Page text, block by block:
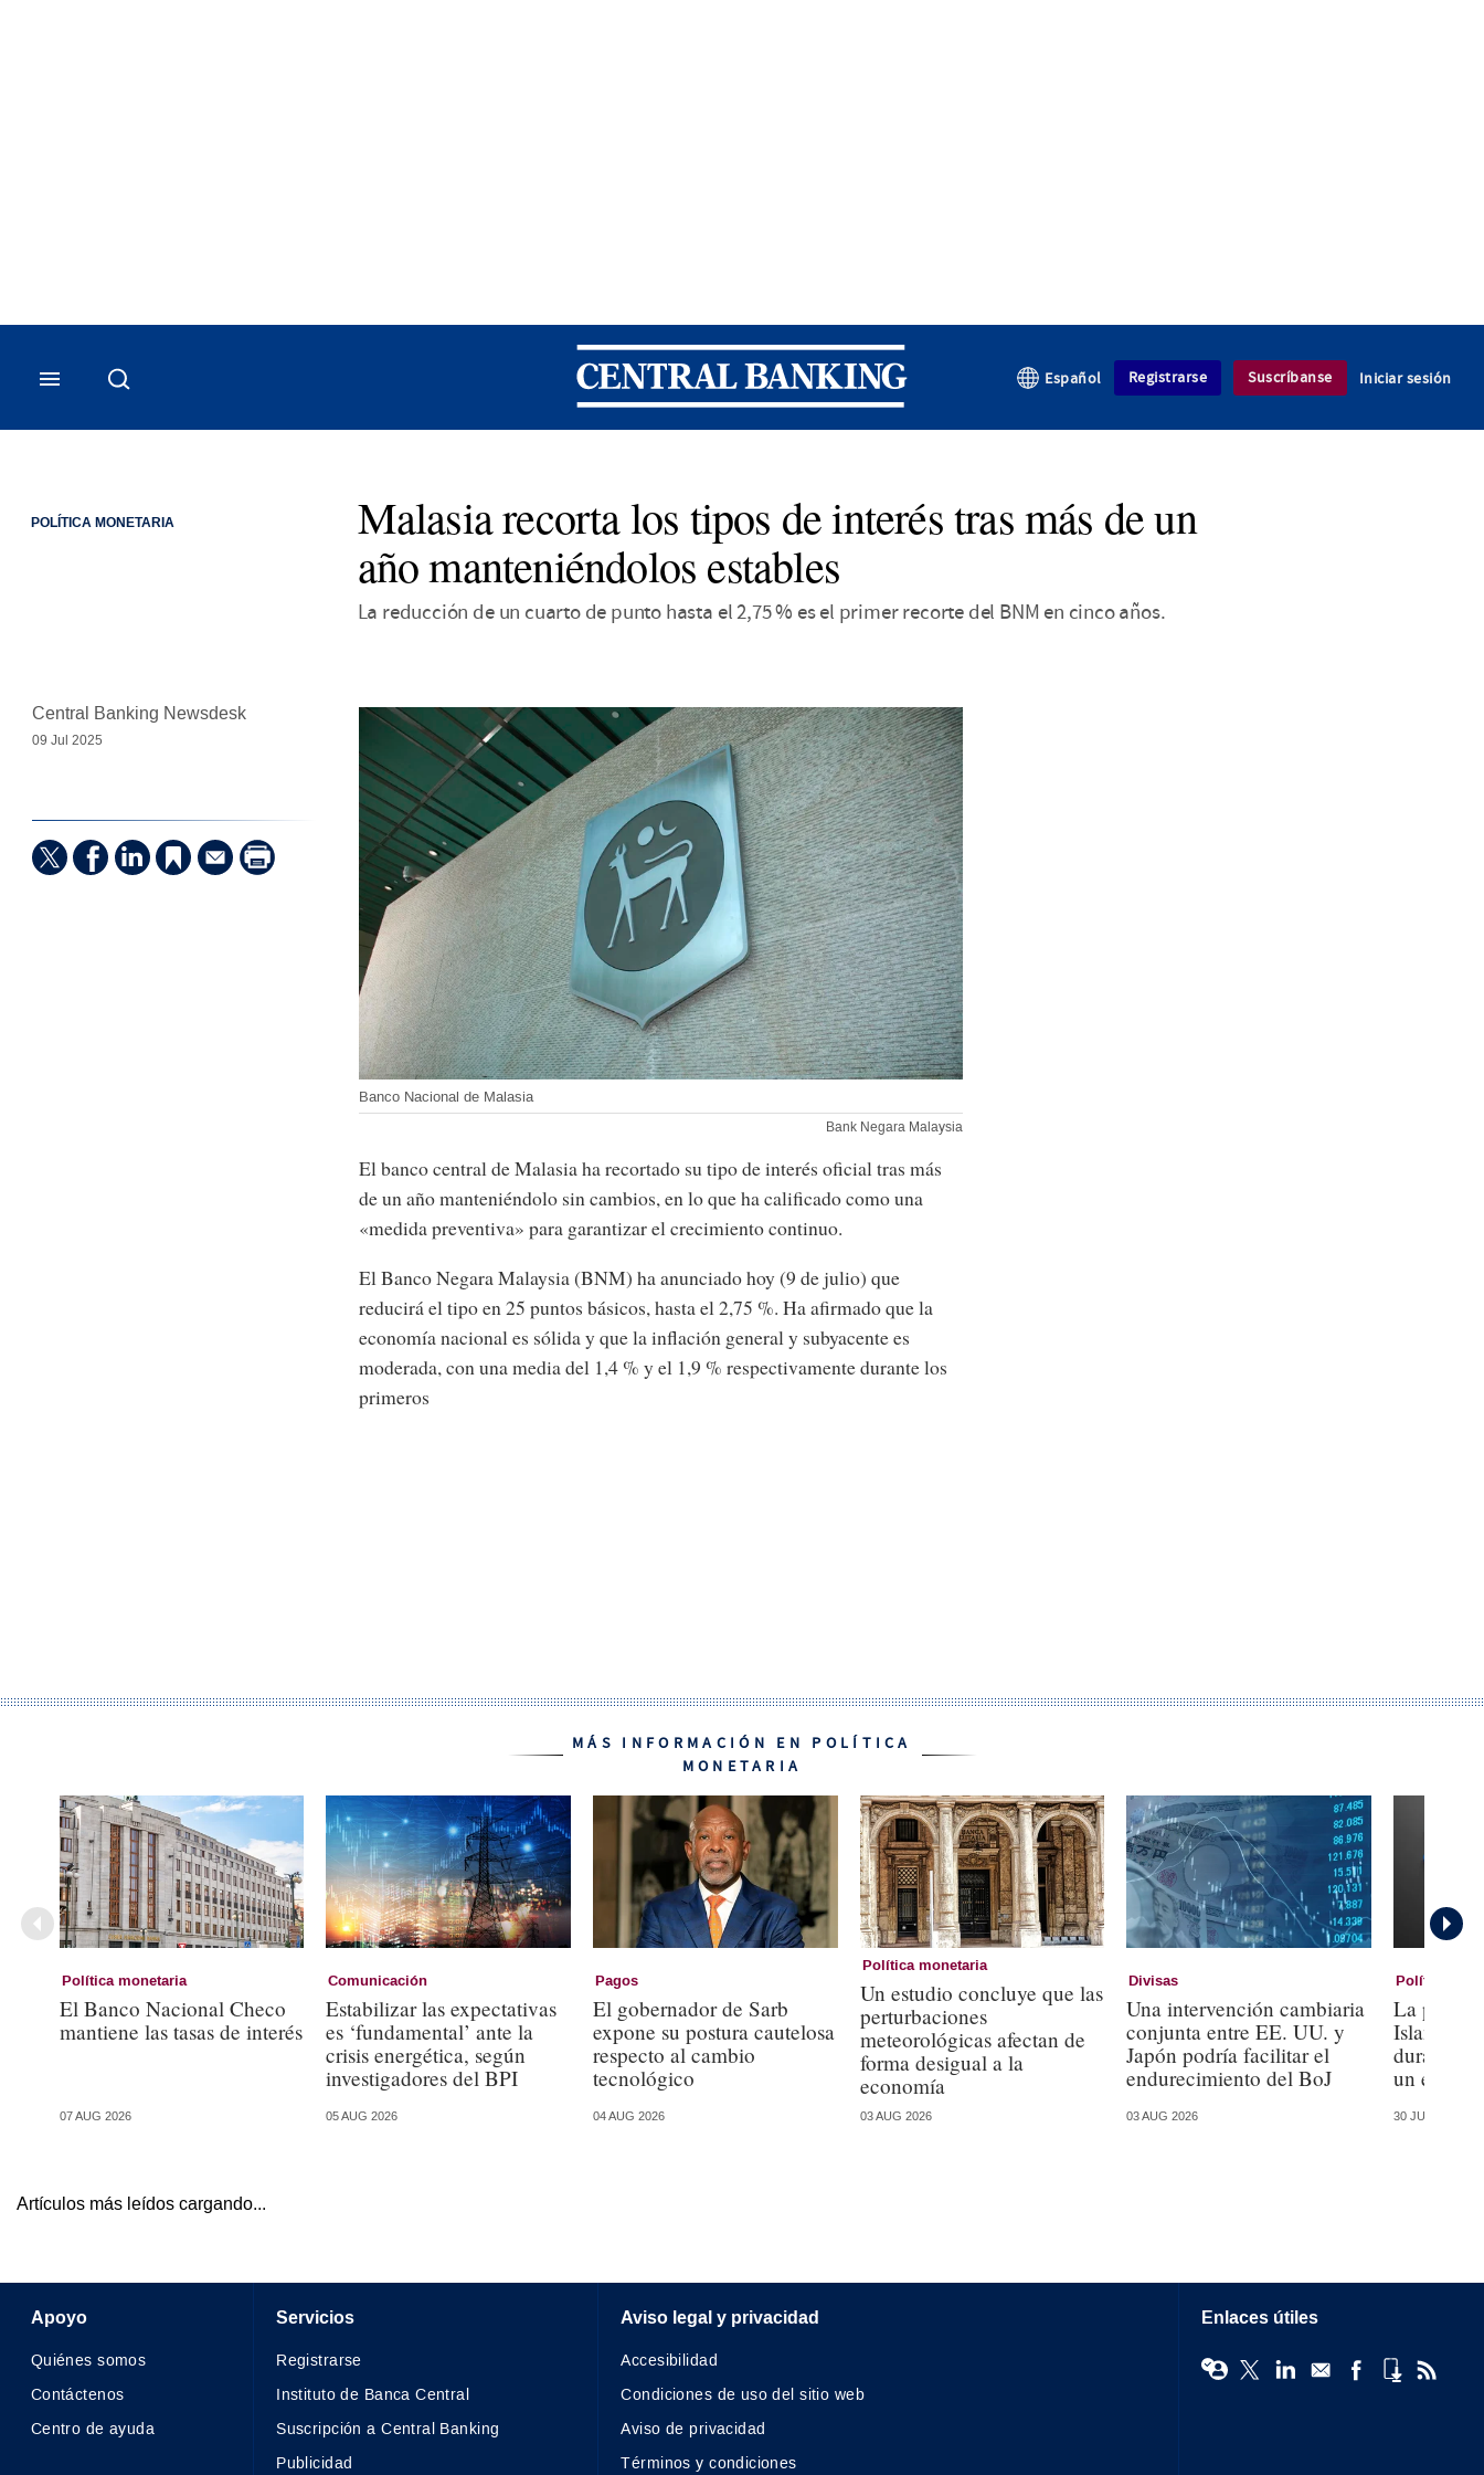
Central Banking
Español Registrarse Suscríbanse Iniciar sesión
POLÍTICA MONETARIA
Malasia recorta los tipos de interés tras más de un
año manteniéndolos estables
La reducción de un cuarto de punto hasta el 2,75 % es el primer recorte del BNM en cinco años.
Banco Nacional de Malasia
Bank Negara Malaysia
Central Banking Newsdesk
09 Jul 2025
El banco central de Malasia ha recortado su tipo de interés oficial tras más
de un año manteniéndolo sin cambios, en lo que ha calificado como una
«medida preventiva» para garantizar el crecimiento continuo.
El Banco Negara Malaysia (BNM) ha anunciado hoy (9 de julio) que
reducirá el tipo en 25 puntos básicos, hasta el 2,75 %. Ha afirmado que la
economía nacional es sólida y que la inflación general y subyacente es
moderada, con una media del 1,4 % y el 1,9 % respectivamente durante los
primeros
MÁS INFORMACIÓN EN POLÍTICA
MONETARIA
Política monetaria
El Banco Nacional Checo
mantiene las tasas de interés
07 AUG 2026
Comunicación
Estabilizar las expectativas
es ‘fundamental’ ante la
crisis energética, según
investigadores del BPI
05 AUG 2026
Pagos
El gobernador de Sarb
expone su postura cautelosa
respecto al cambio
tecnológico
04 AUG 2026
Política monetaria
Un estudio concluye que las
perturbaciones
meteorológicas afectan de
forma desigual a la
economía
03 AUG 2026
Divisas
Una intervención cambiaria
conjunta entre EE. UU. y
Japón podría facilitar el
endurecimiento del BoJ
03 AUG 2026
Política
La
Islandia
durante
un estudio
30 JUL 2026
Artículos más leídos cargando...
Apoyo
Quiénes somos
Contáctenos
Centro de ayuda
Servicios
Registrarse
Instituto de Banca Central
Suscripción a Central Banking
Publicidad
Aviso legal y privacidad
Accesibilidad
Condiciones de uso del sitio web
Aviso de privacidad
Términos y condiciones
Enlaces útiles